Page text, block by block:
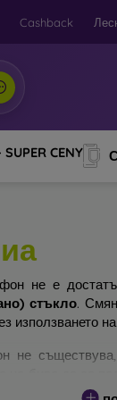
Cashback
CENY
не е
стъкло.
използването
не
пазара